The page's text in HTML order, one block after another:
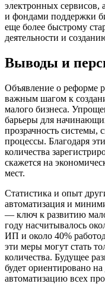
электронных сервисов,
и фондами поддержки
еще более быстрому
деятельности и
Выводы и
Объявление о реформе
важным шагом к
малого бизнеса.
барьеры для
прозрачность системы,
процессы. Благодаря
количества
скажется на
мест.
Статистика и опыт
автоматизация и
— ключ к развитию
году насчитывалось
ИП и около 40%
эти меры могут стать
количества. Будущее
будет ориентировано
автоматизацию всех